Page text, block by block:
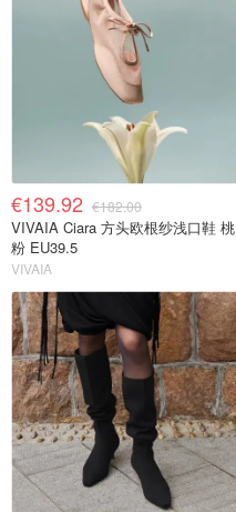
€139.92 €182.00
VIVAIA Ciara 方头欧根纱浅口鞋 桃
粉 EU39.5
VIVAIA